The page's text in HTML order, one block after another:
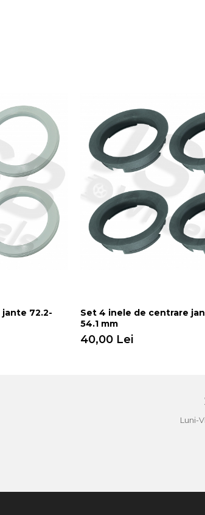
72.2-
Set 4 inele de centrare
54.1 mm
40,00 Lei
Luni-